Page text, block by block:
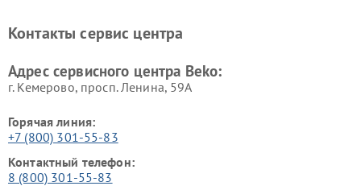
Ремонт холодильников Beko Ремонт морозильных камер
Контакты сервис центра
Адрес сервисного центра Beko:
г. Кемерово, просп. Ленина, 59А
Горячая линия:
+7 (800) 301-55-83
Контактный телефон:
8 (800) 301-55-83